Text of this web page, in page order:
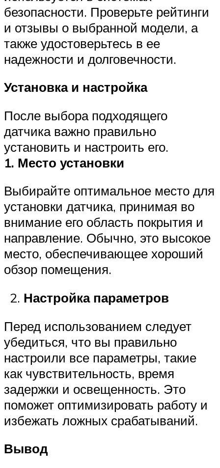
безопасности. Проверьте рейтинги
и отзывы о выбранной модели, а
также удостоверьтесь в ее
надежности и долговечности.
Установка и настройка
После выбора подходящего
датчика важно правильно
установить и настроить его.
1. Место установки
Выбирайте оптимальное место для
установки датчика, принимая во
внимание его область покрытия и
направление. Обычно, это высокое
место, обеспечивающее хороший
обзор помещения.
Настройка параметров
Перед использованием следует
убедиться, что вы правильно
настроили все параметры, такие
как чувствительность, время
задержки и освещенность. Это
поможет оптимизировать работу и
избежать ложных срабатываний.
Вывод